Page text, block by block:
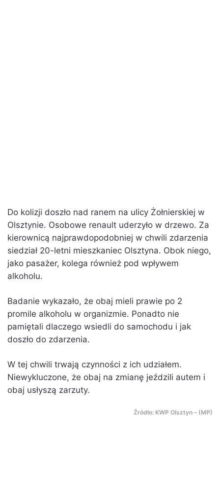
Do kolizji doszło nad ranem na ulicy Żołnierskiej w
Olsztynie. Osobowe renault uderzyło w drzewo. Za
kierownicą najprawdopodobniej w chwili zdarzenia
siedział 20-letni mieszkaniec Olsztyna. Obok niego,
jako pasażer, kolega również pod wpływem
alkoholu.
Badanie wykazało, że obaj mieli prawie po 2
promile alkoholu w organizmie. Ponadto nie
pamiętali dlaczego wsiedli do samochodu i jak
doszło do zdarzenia.
W tej chwili trwają czynności z ich udziałem.
Niewykluczone, że obaj na zmianę jeździli autem i
obaj usłyszą zarzuty.
Źródło: KWP Olsztyn – (MP)